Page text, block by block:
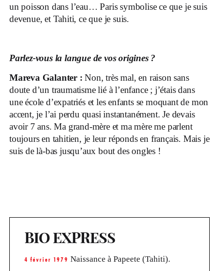
un poisson dans l’eau… Paris symbolise ce que je suis
devenue, et Tahiti, ce que je suis.
Parlez-vous la langue de vos origines ?
Mareva Galanter : Non, très mal, en raison sans
doute d’un traumatisme lié à l’enfance ; j’étais dans
une école d’expatriés et les enfants se moquant de mon
accent, je l’ai perdu quasi instantanément. Je devais
avoir 7 ans. Ma grand-mère et ma mère me parlent
toujours en tahitien, je leur réponds en français. Mais je
suis de là-bas jusqu’aux bout des ongles !
BIO EXPRESS
4 février 1979 Naissance à Papeete (Tahiti).